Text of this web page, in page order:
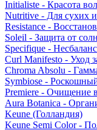
Initialiste - Красота
Nutritive - Для сухих
Resistance -
Soleil - Защита от
Specifique -
Curl Manifesto - Уход
Chroma Absolu -
Symbiose -
Premiere - Очищение
Aura Botanica -
Keune (Голландия)
Keune Semi Color -